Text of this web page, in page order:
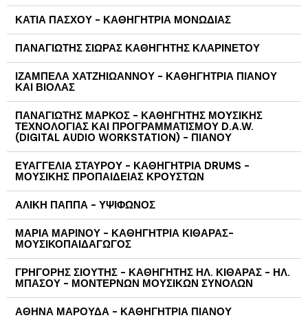
ΚΑΤΙΑ ΠΑΣΧΟΥ - ΚΑΘΗΓΗΤΡΙΑ ΜΟΝΩΔΙΑΣ
ΠΑΝΑΓΙΩΤΗΣ ΣΙΩΡΑΣ ΚΑΘΗΓΗΤΗΣ ΚΛΑΡΙΝΕΤΟΥ
ΙΖΑΜΠΕΛΑ ΧΑΤΖΗΙΩΑΝΝΟΥ - ΚΑΘΗΓΗΤΡΙΑ ΠΙΑΝΟΥ
ΚΑΙ ΒΙΟΛΑΣ
ΠΑΝΑΓΙΩΤΗΣ ΜΑΡΚΟΣ - ΚΑΘΗΓΗΤΗΣ ΜΟΥΣΙΚΗΣ
ΤΕΧΝΟΛΟΓΙΑΣ ΚΑΙ ΠΡΟΓΡΑΜΜΑΤΙΣΜΟΥ D.A.W.
(DIGITAL AUDIO WORKSTATION) - ΠΙΑΝΟΥ
ΕΥΑΓΓΕΛΙΑ ΣΤΑΥΡΟΥ - ΚΑΘΗΓΗΤΡΙΑ DRUMS -
ΜΟΥΣΙΚΗΣ ΠΡΟΠΑΙΔΕΙΑΣ ΚΡΟΥΣΤΩΝ
ΑΛΙΚΗ ΠΑΠΠΑ - ΥΨΙΦΩΝΟΣ
ΜΑΡΙΑ ΜΑΡΙΝΟΥ - ΚΑΘΗΓΗΤΡΙΑ ΚΙΘΑΡΑΣ-
ΜΟΥΣΙΚΟΠΑΙΔΑΓΩΓΟΣ
ΓΡΗΓΟΡΗΣ ΣΙΟΥΤΗΣ - ΚΑΘΗΓΗΤΗΣ ΗΛ. ΚΙΘΑΡΑΣ - ΗΛ.
ΜΠΑΣΟΥ - ΜΟΝΤΕΡΝΩΝ ΜΟΥΣΙΚΩΝ ΣΥΝΟΛΩΝ
ΑΘΗΝΑ ΜΑΡΟΥΔΑ - ΚΑΘΗΓΗΤΡΙΑ ΠΙΑΝΟΥ